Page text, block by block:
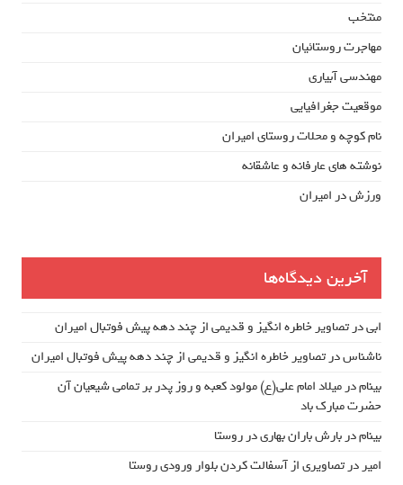
منتخب
مهاجرت روستائیان
مهندسی آبیاری
موقعیت جغرافیایی
نام کوچه و محلات روستای امیران
نوشته های عارفانه و عاشقانه
ورزش در امیران
آخرین دیدگاه‌ها
ابیدرتصاویر خاطره انگیز و قدیمی از چند دهه پیش فوتبال امیران
ناشناسدرتصاویر خاطره انگیز و قدیمی از چند دهه پیش فوتبال امیران
بینامدرمیلاد امام علی(ع) مولود کعبه و روز پدر بر تمامی شیعیان آن
حضرت مبارک باد
بینامدربارش باران بهاری در روستا
امیردرتصاویری از آسفالت کردن بلوار ورودی روستا